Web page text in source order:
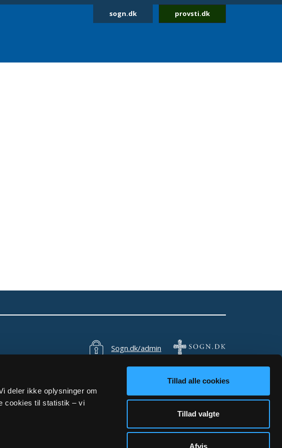
deler ikke oplysninger om
cookies til statistik – vi
Tillad alle cookies
Tillad valgte
Afvis
sogn.dk provsti.dk
Sogn.dk/admin